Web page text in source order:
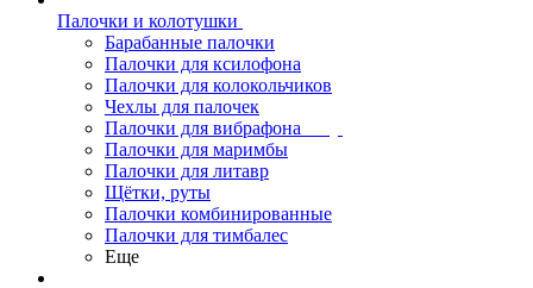
Палочки и колотушки
Барабанные палочки
Палочки для ксилофона
Палочки для колокольчиков
Чехлы для палочек
Палочки для вибрафона
Палочки для маримбы
Палочки для литавр
Щётки, руты
Палочки комбинированные
Палочки для тимбалес
Еще